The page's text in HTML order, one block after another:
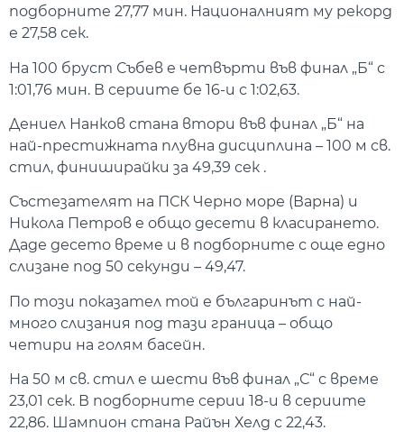
подборните 27,77 мин. Националният му рекорд
е 27,58 сек.
На 100 бруст Събев е четвърти във финал „Б“ с
1:01,76 мин. В сериите бе 16-и с 1:02,63.
Дениел Нанков стана втори във финал „Б“ на
най-престижната плувна дисциплина – 100 м св.
стил, финиширайки за 49,39 сек .
Състезателят на ПСК Черно море (Варна) и
Никола Петров е общо десети в класирането.
Даде десето време и в подборните с още едно
слизане под 50 секунди – 49,47.
По този показател той е българинът с най-
много слизания под тази граница – общо
четири на голям басейн.
На 50 м св. стил е шести във финал „С“ с време
23,01 сек. В подборните серии 18-и в сериите
22,86. Шампион стана Райън Хелд с 22,43.